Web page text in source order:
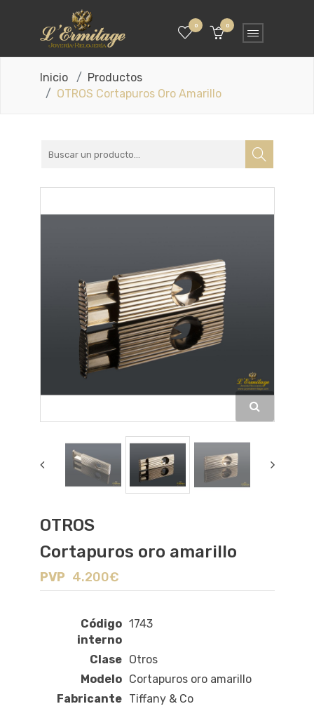
0 0
Inicio
Productos
OTROS Cortapuros Oro Amarillo
OTROS
Cortapuros oro amarillo
PVP 4.200€
Código
interno
1743
Clase Otros
Modelo Cortapuros oro amarillo
Fabricante Tiffany & Co